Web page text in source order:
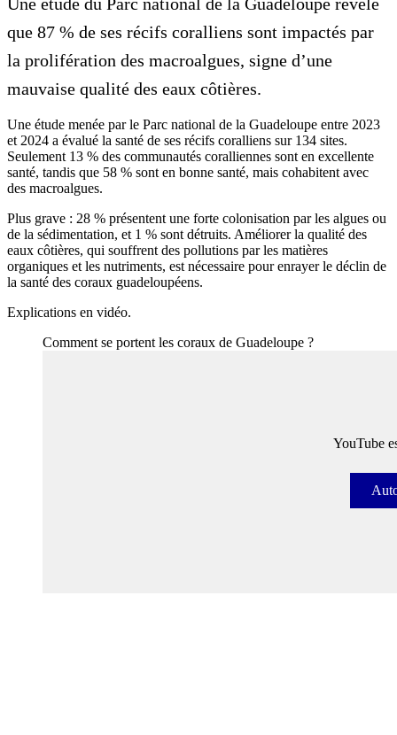
que 87 % de ses récifs coralliens sont impactés par
la prolifération des macroalgues, signe d’une
mauvaise qualité des eaux côtières.
Une étude menée par le Parc national de la Guadeloupe entre 2023
et 2024 a évalué la santé de ses récifs coralliens sur 134 sites.
Seulement 13 % des communautés coralliennes sont en excellente
santé, tandis que 58 % sont en bonne santé, mais cohabitent avec
des macroalgues.
Plus grave : 28 % présentent une forte colonisation par les algues ou
de la sédimentation, et 1 % sont détruits. Améliorer la qualité des
eaux côtières, qui souffrent des pollutions par les matières
organiques et les nutriments, est nécessaire pour enrayer le déclin de
la santé des coraux guadeloupéens.
Explications en vidéo.
Comment se portent les coraux de Guadeloupe ?
YouTube